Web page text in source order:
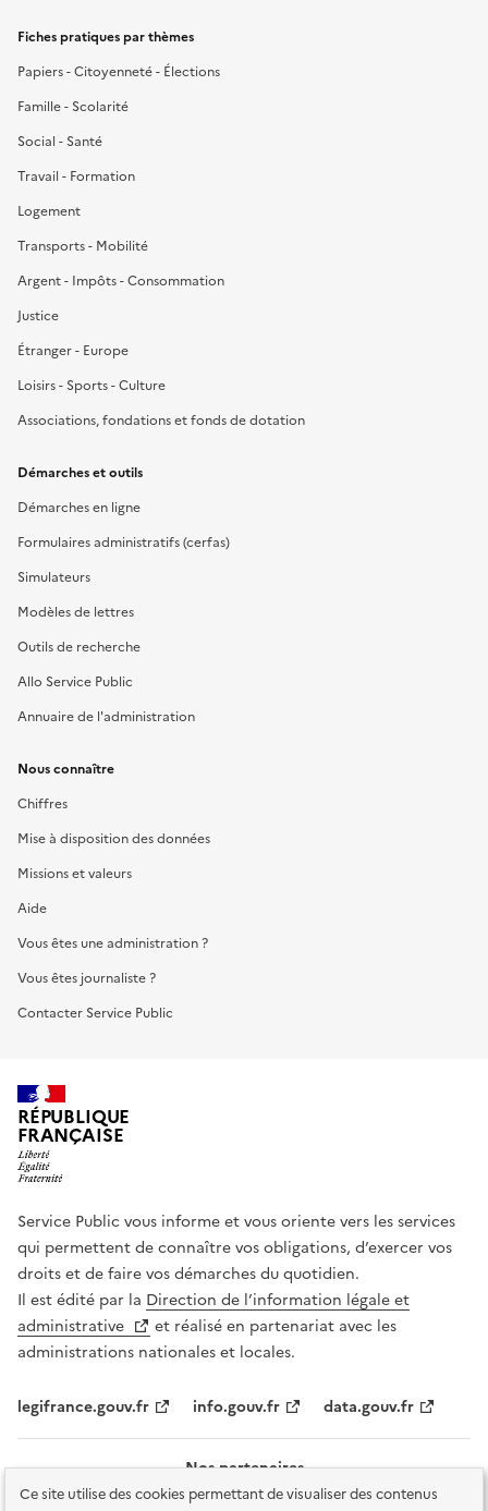
Ce site utilise des cookies permettant de visualiser des contenus
Fiches pratiques par thèmes
Papiers - Citoyenneté - Élections
Famille - Scolarité
Social - Santé
Travail - Formation
Logement
Transports - Mobilité
Argent - Impôts - Consommation
Justice
Étranger - Europe
Loisirs - Sports - Culture
Associations, fondations et fonds de dotation
Démarches et outils
Démarches en ligne
Formulaires administratifs (cerfas)
Simulateurs
Modèles de lettres
Outils de recherche
Allo Service Public
Annuaire de l'administration
Nous connaître
Chiffres
Mise à disposition des données
Missions et valeurs
Aide
Vous êtes une administration ?
Vous êtes journaliste ?
Contacter Service Public
RÉPUBLIQUE
FRANÇAISE
Service Public vous informe et vous oriente vers les services
qui permettent de connaître vos obligations, d’exercer vos
droits et de faire vos démarches du quotidien.
Il est édité par la Direction de l’information légale et
administrative
et réalisé en partenariat avec les
administrations nationales et locales.
legifrance.gouv.fr info.gouv.fr data.gouv.fr
Nos partenaires